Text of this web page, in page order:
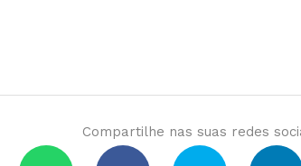
Compartilhe nas suas redes